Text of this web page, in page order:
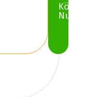
Köp
Nu